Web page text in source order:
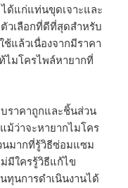
ด้แก่แท่นขุดเจาะและ
วเลือกที่ดีที่สุดสำหรับ
แล้วเนื่องจากมีราคา
ไมโครไพล์หายากที่
ราคาถูกและชิ้นส่วน
ม้ว่าจะหายากไมโคร
นมากที่รู้วิธีซ่อมแซม
มีใครรู้วิธีแก้ไข
ทุนการดำเนินงานได้